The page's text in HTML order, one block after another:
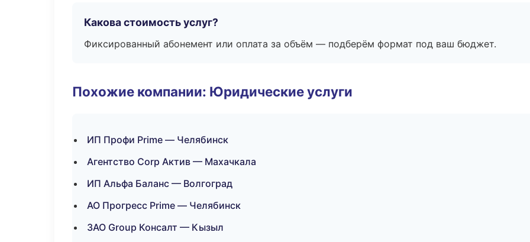
Какова стоимость услуг?
Фиксированный абонемент или оплата за объём — подберём формат под ваш бюджет.
Похожие компании: Юридические услуги
ИП Профи Prime — Челябинск
Агентство Corp Актив — Махачкала
ИП Альфа Баланс — Волгоград
АО Прогресс Prime — Челябинск
ЗАО Group Консалт — Кызыл